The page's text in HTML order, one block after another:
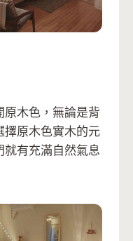
原木色，無論是背
擇原木色實木的元
就有充滿自然氣息